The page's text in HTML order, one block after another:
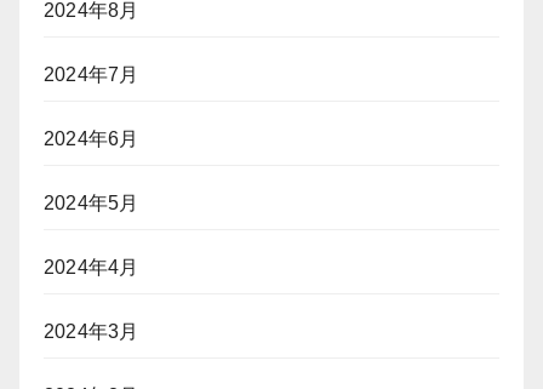
2024年8月
2024年7月
2024年6月
2024年5月
2024年4月
2024年3月